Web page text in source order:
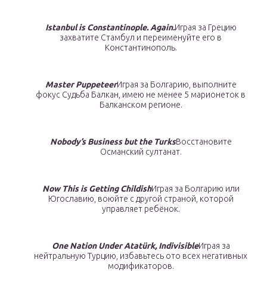
Istanbul is Constantinople. Again.Играя за Грецию
захватите Стамбул и переименуйте его в
Константинополь.
Master PuppeteerИграя за Болгарию, выполните
фокус Судьба Балкан, имею не менее 5 марионеток в
Балканском регионе.
Nobody’s Business but the TurksВосстановите
Османский султанат.
Now This is Getting ChildishИграя за Болгарию или
Югославию, воюйте с другой страной, которой
управляет ребёнок.
One Nation Under Atatürk, IndivisibleИграя за
нейтральную Турцию, избавьтесь ото всех негативных
модификаторов.